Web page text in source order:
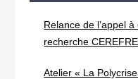
Relance de l’appel
recherche
Atelier « La